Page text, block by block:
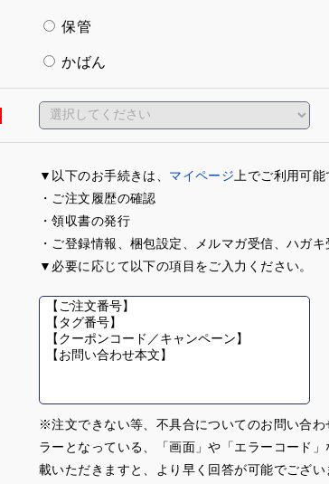
保管
かばん
▼以下のお手続きは、 マイページ 上でご利用可
・ご注文履歴の確認
・領収書の発行
・ご登録情報、梱包設定、メルマガ受信、ハガ
▼必要に応じて以下の項目をご入力ください。
※注文できない等、不具合についてのお問い合わ
ラーとなっている、「画面」や「エラーコード
載いただきますと、より早く回答が可能でござい